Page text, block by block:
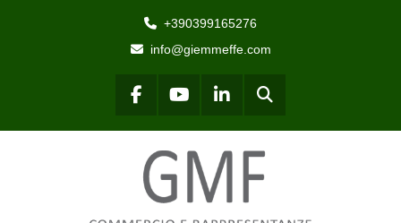
+390399165276
info@giemmeffe.com
facebookyoutubelinkedinCerca